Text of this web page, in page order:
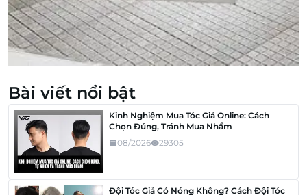
Bài viết nổi bật
Kinh Nghiệm Mua Tóc Giả Online: Cách
Chọn Đúng, Tránh Mua Nhầm
08/2026
29305
Đội Tóc Giả Có Nóng Không? Cách Đội Tóc